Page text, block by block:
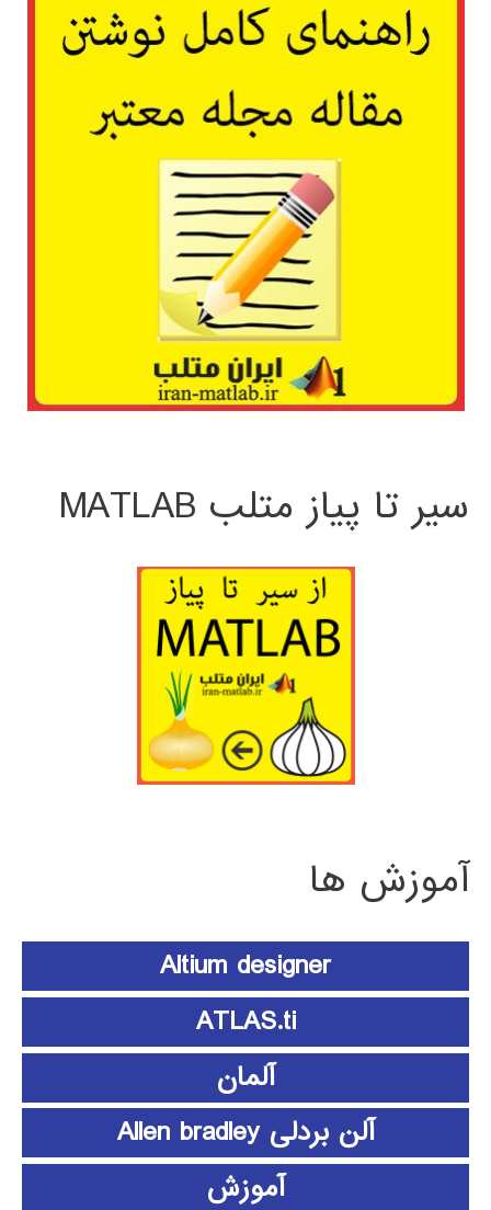
سیر تا پیاز متلب MATLAB
آموزش ها
Altium designer
ATLAS.ti
آلمان
آلن بردلی Allen bradley
آموزش